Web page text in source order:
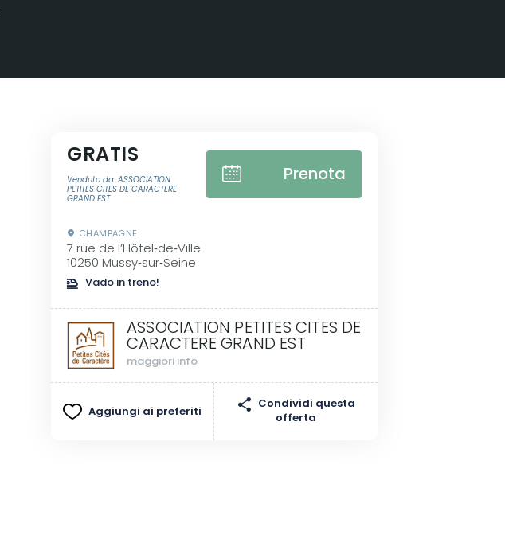
GRATIS
Venduto da: ASSOCIATION
PETITES CITES DE CARACTERE
GRAND EST
Prenota
CHAMPAGNE
7 rue de l’Hôtel‑de‑Ville
10250 Mussy‑sur‑Seine
Vado in treno!
ASSOCIATION PETITES CITES DE
CARACTERE GRAND EST
maggiori info
Aggiungi ai preferiti
Condividi questa
offerta